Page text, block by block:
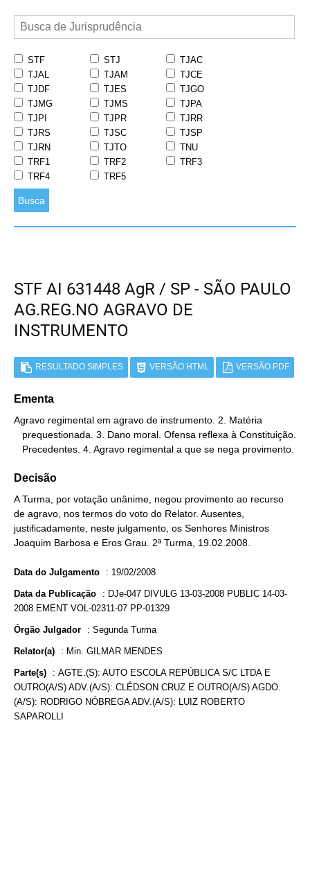
STF STJ
TJAC
TJAL
TJAM
TJCE
TJDF
TJES
TJGO
TJMG
TJMS
TJPA
TJPI
TJPR
TJRR
TJRS
TJSC
TJSP
TJRN
TJTO
TNU
TRF1
TRF2
TRF3
TRF4
TRF5
Busca
STF AI 631448 AgR / SP - SÃO PAULO
AG.REG.NO AGRAVO DE
INSTRUMENTO
RESULTADO SIMPLES VERSÃO HTML VERSÃO PDF
Ementa
Agravo regimental em agravo de instrumento. 2. Matéria
   Precedentes. 4. Agravo regimental a que se nega provimento.
Decisão
A Turma, por votação unânime, negou provimento ao recurso
de agravo, nos termos do voto do Relator. Ausentes,
justificadamente, neste julgamento, os Senhores Ministros
Joaquim Barbosa e Eros Grau. 2ª Turma, 19.02.2008.
Data do Julgamento : 19/02/2008
Data da Publicação : DJe-047 DIVULG 13-03-2008 PUBLIC 14-03-
2008 EMENT VOL-02311-07 PP-01329
Órgão Julgador : Segunda Turma
Relator(a) : Min. GILMAR MENDES
Parte(s) : AGTE.(S): AUTO ESCOLA REPÚBLICA S/C LTDA E
OUTRO(A/S) ADV.(A/S): CLÉDSON CRUZ E OUTRO(A/S) AGDO.
(A/S): RODRIGO NÓBREGA ADV.(A/S): LUIZ ROBERTO
SAPAROLLI